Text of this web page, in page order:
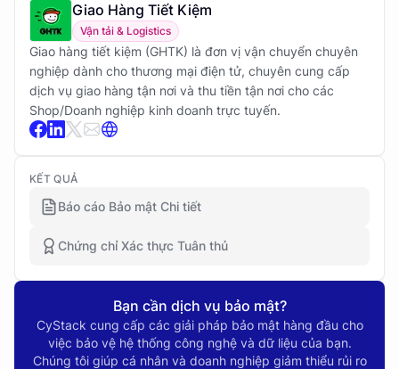
Giao Hàng Tiết Kiệm
Vận tải & Logistics
Giao hàng tiết kiệm (GHTK) là đơn vị vận chuyển chuyên
nghiệp dành cho thương mại điện tử, chuyên cung cấp
dịch vụ giao hàng tận nơi và thu tiền tận nơi cho các
Shop/Doanh nghiệp kinh doanh trực tuyến.
KẾT QUẢ
Báo cáo Bảo mật Chi tiết
Chứng chỉ Xác thực Tuân thủ
Bạn cần dịch vụ bảo mật?
CyStack cung cấp các giải pháp bảo mật hàng đầu cho
việc bảo vệ hệ thống công nghệ và dữ liệu của bạn.
Chúng tôi giúp cá nhân và doanh nghiệp giảm thiểu rủi ro